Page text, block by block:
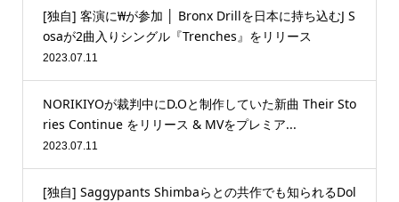
[独自] 客演に₩が参加 │ Bronx Drillを日本に持ち込むJ S
osaが2曲入りシングル『Trenches』をリリース
2023.07.11
NORIKIYOが裁判中にD.Oと制作していた新曲 Their Sto
ries Continue をリリース & MVをプレミア...
2023.07.11
[独自] Saggypants Shimbaらとの共作でも知られるDol